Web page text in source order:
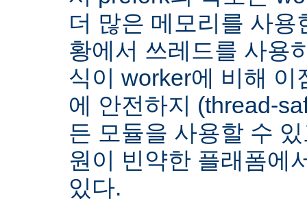
더 많은 메모리를 사
황에서 쓰레드를 사용
식이 worker에 비해 이
에 안전하지 (thread-
든 모듈을 사용할 수
원이 빈약한 플래폼에
있다.